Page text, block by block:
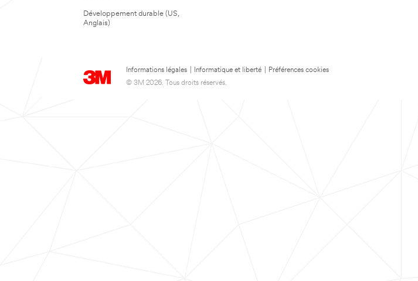
Développement durable (US,
Anglais)
Informations légales Informatique et liberté
Préférences cookies
© 3M 2026. Tous droits réservés.